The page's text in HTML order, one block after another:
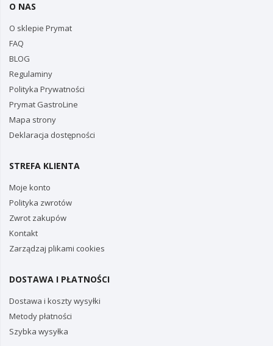
O NAS
O sklepie Prymat
FAQ
BLOG
Regulaminy
Polityka Prywatności
Prymat GastroLine
Mapa strony
Deklaracja dostępności
STREFA KLIENTA
Moje konto
Polityka zwrotów
Zwrot zakupów
Kontakt
Zarządzaj plikami cookies
DOSTAWA I PŁATNOŚCI
Dostawa i koszty wysyłki
Metody płatności
Szybka wysyłka